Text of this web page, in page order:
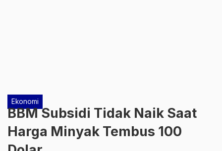
Ekonomi
BBM Subsidi Tidak Naik Saat
Harga Minyak Tembus 100